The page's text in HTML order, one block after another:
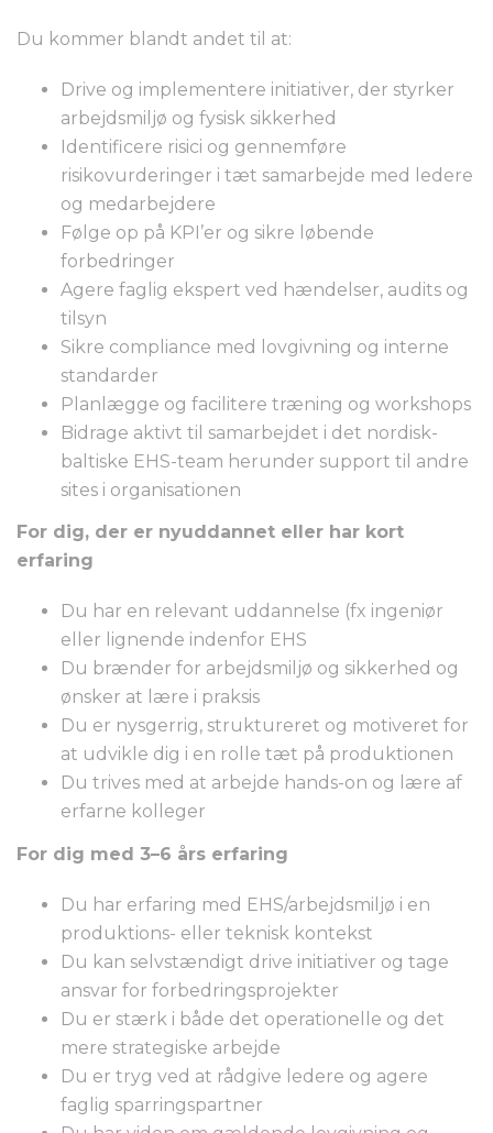
Du kommer blandt andet til at:
Drive og implementere initiativer, der styrker
arbejdsmiljø og fysisk sikkerhed
Identificere risici og gennemføre
risikovurderinger i tæt samarbejde med ledere
og medarbejdere
Følge op på KPI’er og sikre løbende
forbedringer
Agere faglig ekspert ved hændelser, audits og
tilsyn
Sikre compliance med lovgivning og interne
standarder
Planlægge og facilitere træning og workshops
Bidrage aktivt til samarbejdet i det nordisk-
baltiske EHS-team herunder support til andre
sites i organisationen
For dig, der er nyuddannet eller har kort
erfaring
Du har en relevant uddannelse (fx ingeniør
eller lignende indenfor EHS
Du brænder for arbejdsmiljø og sikkerhed og
ønsker at lære i praksis
Du er nysgerrig, struktureret og motiveret for
at udvikle dig i en rolle tæt på produktionen
Du trives med at arbejde hands-on og lære af
erfarne kolleger
For dig med 3–6 års erfaring
Du har erfaring med EHS/arbejdsmiljø i en
produktions- eller teknisk kontekst
Du kan selvstændigt drive initiativer og tage
ansvar for forbedringsprojekter
Du er stærk i både det operationelle og det
mere strategiske arbejde
Du er tryg ved at rådgive ledere og agere
faglig sparringspartner